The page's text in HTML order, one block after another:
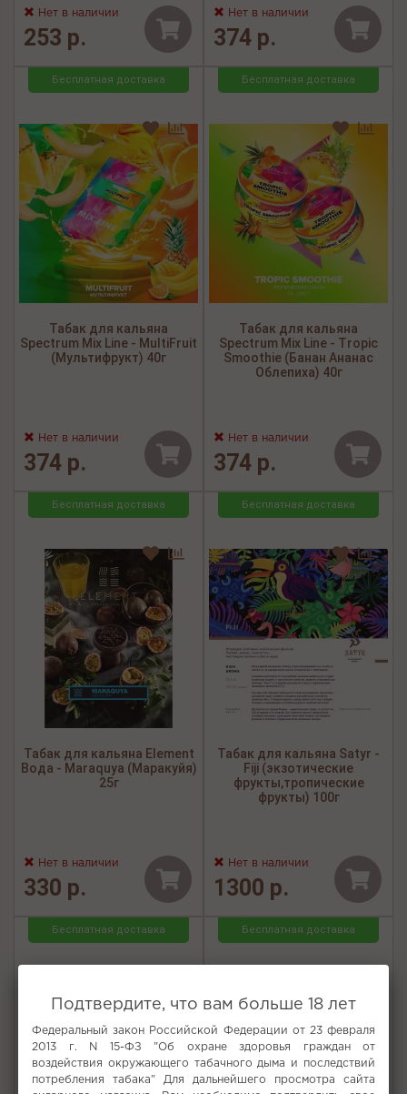
Нет в наличии
253 р.
Нет в наличии
374 р.
Бесплатная доставка
Табак для кальяна
Spectrum Mix Line - MultiFruit
(Мультифрукт) 40г
Нет в наличии
374 р.
Бесплатная доставка
Табак для кальяна
Spectrum Mix Line - Tropic
Smoothie (Банан Ананас
Облепиха) 40г
Нет в наличии
374 р.
Бесплатная доставка
Табак для кальяна Element
Вода - Maraquya (Маракуйя)
25г
Нет в наличии
330 р.
Бесплатная доставка
Табак для кальяна Satyr -
Fiji (экзотические
фрукты,тропические
фрукты) 100г
Нет в наличии
1300 р.
Бесплатная доставка Бесплатная доставка
Подтвердите, что вам больше 18 лет
Федеральный закон Российской Федерации от 23 февраля
2013 г. N 15-ФЗ "Об охране здоровья граждан от
воздействия окружающего табачного дыма и последствий
потребления табака" Для дальнейшего просмотра сайта